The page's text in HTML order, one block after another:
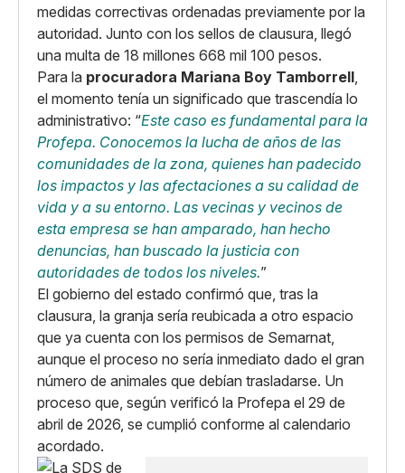
medidas correctivas ordenadas previamente por la
autoridad. Junto con los sellos de clausura, llegó
una multa de 18 millones 668 mil 100 pesos.
Para la procuradora Mariana Boy Tamborrell
el momento tenía un significado que trascendía lo
administrativo: “Este caso es fundamental para la
Profepa. Conocemos la lucha de años de las
comunidades de la zona, quienes han padecido
los impactos y las afectaciones a su calidad de
vida y a su entorno. Las vecinas y vecinos de
esta empresa se han amparado, han hecho
denuncias, han buscado la justicia con
autoridades de todos los niveles.”
El gobierno del estado confirmó que, tras la
clausura, la granja sería reubicada a otro espacio
que ya cuenta con los permisos de Semarnat,
aunque el proceso no sería inmediato dado el gran
número de animales que debían trasladarse. Un
proceso que, según verificó la Profepa el 29 de
abril de 2026, se cumplió conforme al calendario
acordado.